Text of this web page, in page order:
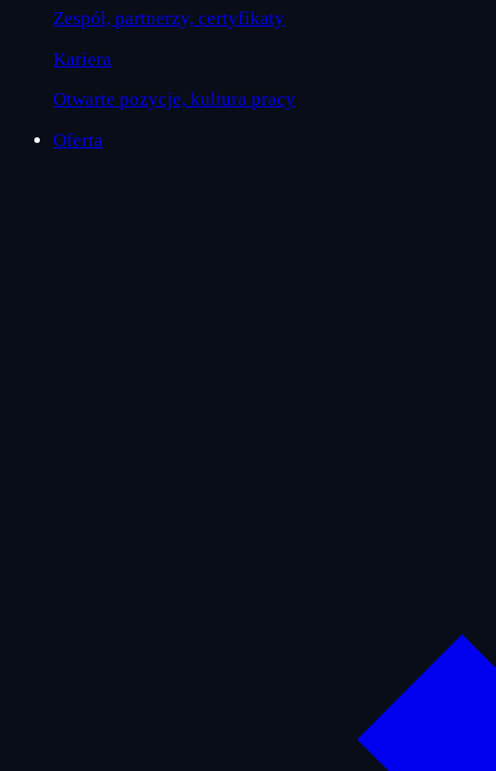
Zespół, partnerzy, certyfikaty
Kariera
Otwarte pozycje, kultura pracy
Oferta